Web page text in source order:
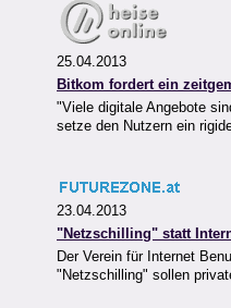
25.04.2013
Bitkom fordert ein
"Viele digitale Angebote
setze den Nutzern ein
23.04.2013
"Netzschilling" statt
Der Verein für Internet
"Netzschilling" sollen